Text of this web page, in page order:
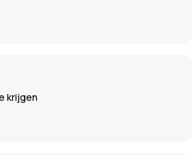
krijgen